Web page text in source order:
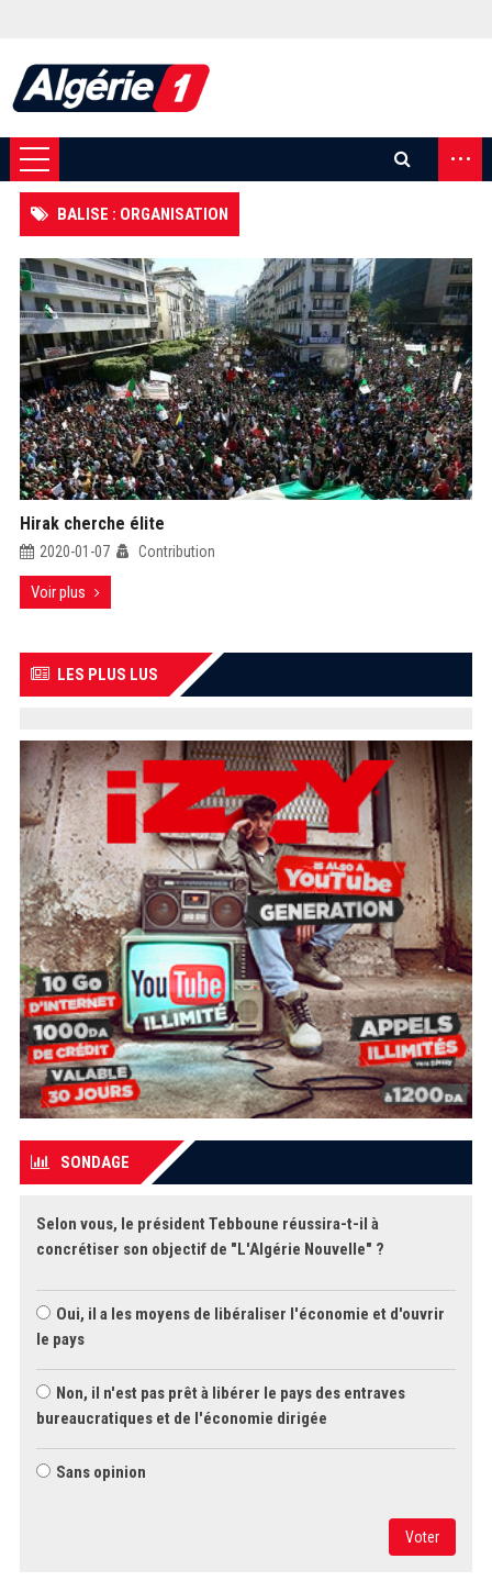
...
BALISE : ORGANISATION
Hirak cherche élite
2020-01-07 Contribution
Voir plus
LES PLUS LUS
SONDAGE
Selon vous, le président Tebboune réussira-t-il à
concrétiser son objectif de "L'Algérie Nouvelle" ?
Oui, il a les moyens de libéraliser l'économie et d'ouvrir
le pays
Non, il n'est pas prêt à libérer le pays des entraves
bureaucratiques et de l'économie dirigée
Sans opinion
Voter